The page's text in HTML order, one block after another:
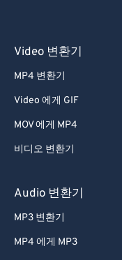
Video 변환기
MP4 변환기
Video 에게 GIF
MOV 에게 MP4
비디오 변환기
Audio 변환기
MP3 변환기
MP4 에게 MP3